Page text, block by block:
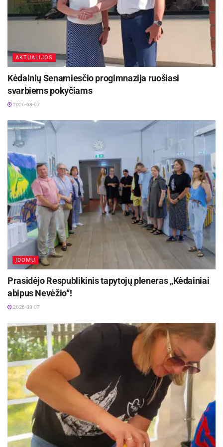
AKTUALIJOS
Kėdainių Senamiesčio progimnazija ruošiasi
svarbiems pokyčiams
2026-08-07
ĮDOMU
Prasidėjo Respublikinis tapytojų pleneras „Kėdainiai
abipus Nevėžio“!
2026-08-07